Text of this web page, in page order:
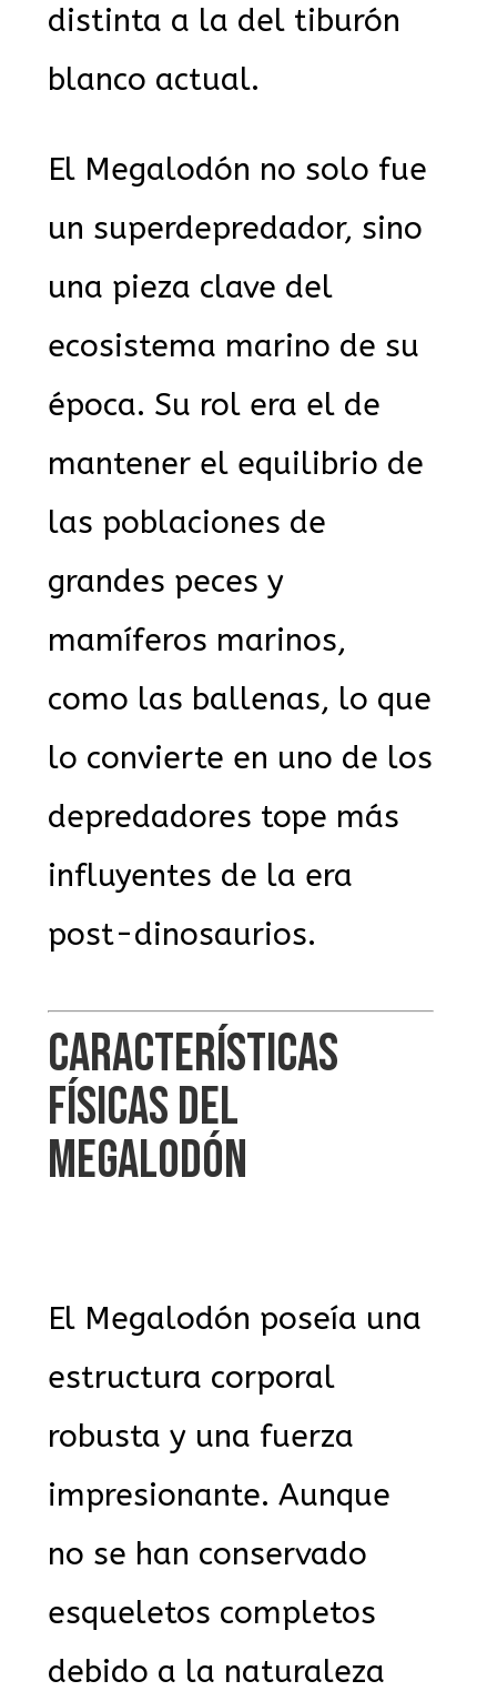
distinta a la del tiburón
blanco actual.
El Megalodón no solo fue
un superdepredador, sino
una pieza clave del
ecosistema marino de su
época. Su rol era el de
mantener el equilibrio de
las poblaciones de
grandes peces y
mamíferos marinos,
como las ballenas, lo que
lo convierte en uno de los
depredadores tope más
influyentes de la era
post-dinosaurios.
CARACTERÍSTICAS
FÍSICAS DEL
MEGALODÓN
El Megalodón poseía una
estructura corporal
robusta y una fuerza
impresionante. Aunque
no se han conservado
esqueletos completos
debido a la naturaleza